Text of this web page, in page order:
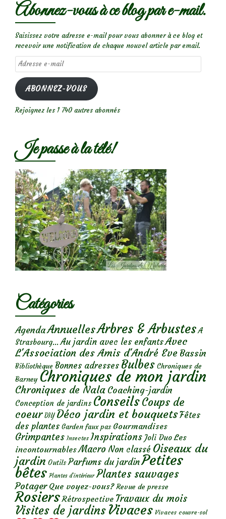
Abonnez-vous à ce blog par e-mail.
Saisissez votre adresse e-mail pour vous abonner à ce blog et
recevoir une notification de chaque nouvel article par email.
Adresse
e-
mail
ABONNEZ-VOUS
Rejoignez les 1 740 autres abonnés
Je passe à la télé!
Catégories
AgendaAnnuellesArbres & Arbustes A
Strasbourg... Au jardin avec les enfantsAvec
L'Association des Amis d'André Eve Bassin
Bibliothèque Bonnes adresses Bulbes Chroniques de
Barney Chroniques de mon jardin
Chroniques de Nala Coaching-jardin
Conception de jardins ConseilsCoups de
coeur DIY Déco jardin et bouquetsFêtes
des plantes Garden faux pas Gourmandises
Grimpantes Insectes Inspirations Joli Duo Les
incontournables Macro Non classé Oiseaux du
jardin Outils Parfums du jardinPetites
bêtes Plantes d’intérieur Plantes sauvages
Potager Que voyez-vous? Revue de presse
Rosiers Rétrospective Travaux du mois
Visites de jardins Vivaces Vivaces couvre-sol